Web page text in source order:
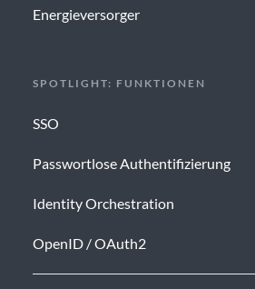
Energieversorger
SPOTLIGHT: FUNKTIONEN
SSO
Passwortlose Authentifizierung
Identity Orchestration
OpenID / OAuth2